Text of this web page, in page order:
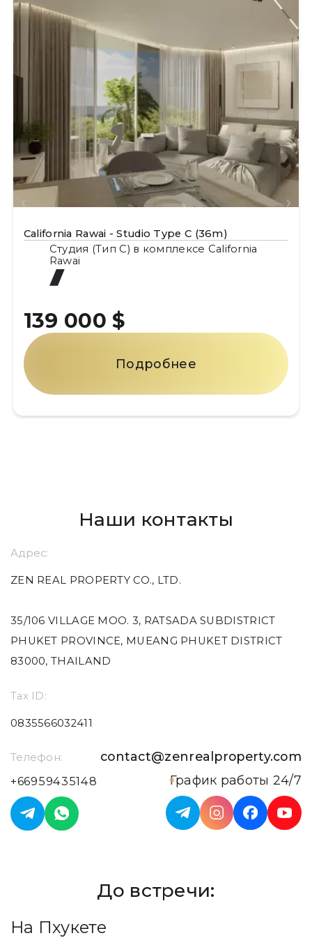
California Rawai - Studio Type C (36m)
Студия (Тип С) в комплексе California
Rawai
139 000 $
Подробнее
Наши контакты
Адрес:
ZEN REAL PROPERTY CO., LTD.
35/106 VILLAGE MOO. 3, RATSADA SUBDISTRICT
PHUKET PROVINCE, MUEANG PHUKET DISTRICT
83000, THAILAND
Tax ID:
0835566032411
Телефон:
+66959435148
contact@zenrealproperty.com
График работы 24/7
До встречи:
На Пхукете